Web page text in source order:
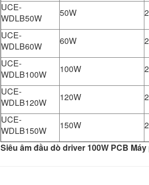
UCE-
WDLB50W
50W
UCE-
WDLB60W
60W
UCE-
WDLB100W
100W
UCE-
WDLB120W
120W
UCE-
WDLB150W
150W
Siêu âm đầu dò driver 100W PCB